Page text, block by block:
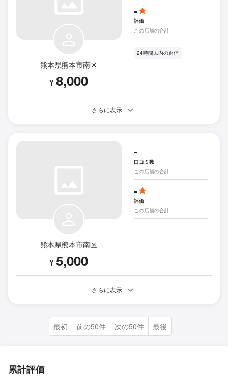
熊本県熊本市南区
¥8,000
-
評価
この店舗の合計 -
24時間以内の返信
さらに表示
熊本県熊本市南区
¥5,000
-
口コミ数
この店舗の合計 -
-
評価
この店舗の合計 -
さらに表示
最初 前の50件 次の50件 最後
累計評価